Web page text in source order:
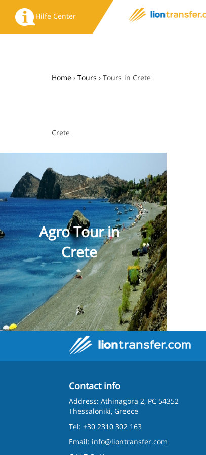
Hilfe Center
Home › Tours › Tours in Crete
Crete
Agro Tour in
Crete
Contact info
Address: Athinagora 2, PC 54352
Thessaloniki, Greece
Tel: +30 2310 302 163
Email: info@liontransfer.com